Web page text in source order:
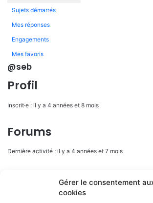
Gérer le consentement
cookies
Sujets démarrés
Mes réponses
Engagements
Mes favoris
@seb
Profil
Inscrit·e : il y a 4 années et 8 mois
Forums
Dernière activité : il y a 4 années et 7 mois